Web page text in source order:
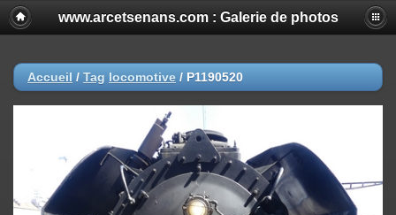
www.arcetsenans.com : Galerie de photos
Accueil / Tag locomotive / P1190520